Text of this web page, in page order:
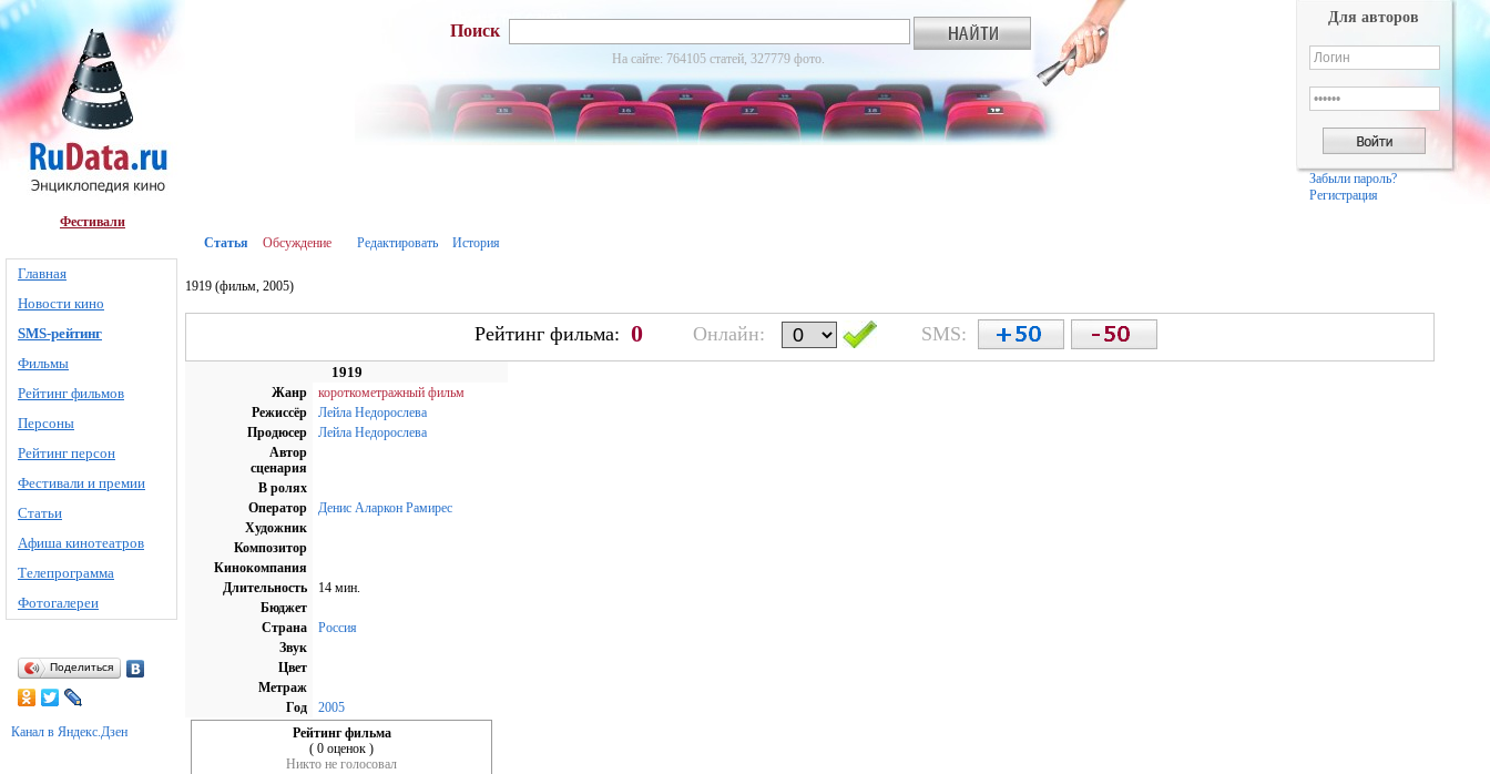
Фестивали
Главная
Новости кино
SMS-рейтинг
Фильмы
Рейтинг фильмов
Персоны
Рейтинг персон
Фестивали и премии
Статьи
Афиша кинотеатров
Телепрограмма
Фотогалереи
Поделиться
Канал в Яндекс.Дзен
Поиск
На сайте: 764105 статей, 327779 фото.
Для авторов
Забыли пароль?
Регистрация
Статья Обсуждение Редактировать История
1919 (фильм, 2005)
Рейтинг фильма: 0 Онлайн: SMS:
1919
Жанр
короткометражный фильм
Режиссёр
Лейла Недорослева
Продюсер
Лейла Недорослева
Автор
сценария
В ролях
Оператор
Денис Аларкон Рамирес
Художник
Композитор
Кинокомпания
Длительность
14 мин.
Бюджет
Страна
Россия
Звук
Цвет
Метраж
Год
2005
Рейтинг фильма
( 0 оценок )
Никто не голосовал